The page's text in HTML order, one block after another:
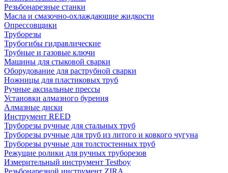
Резьбонарезные станки
Масла и смазочно-охлаждающие жидкости
Опрессовщики
Труборезы
Трубогибы гидравлические
Трубные и газовые ключи
Машины для стыковой сварки
Оборудование для раструбной сварки
Ножницы для пластиковых труб
Ручные аксиальные прессы
Установки алмазного бурения
Алмазные диски
Инструмент REED
Труборезы ручные для стальных труб
Труборезы ручные для труб из литого и ковкого чугуна
Труборезы ручные для толстостенных труб
Режущие ролики для ручных труборезов
Измерительный инструмент Testboy
Резьбонарезной инструмент ZIRA